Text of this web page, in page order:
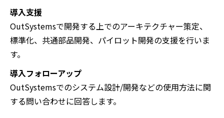
導入支援
OutSystemsで開発する上でのアーキテクチャー策定、
標準化、共通部品開発、パイロット開発の支援を行いま
す。
導入フォローアップ
OutSystemsでのシステム設計/開発などの使用方法に関
する問い合わせに回答します。